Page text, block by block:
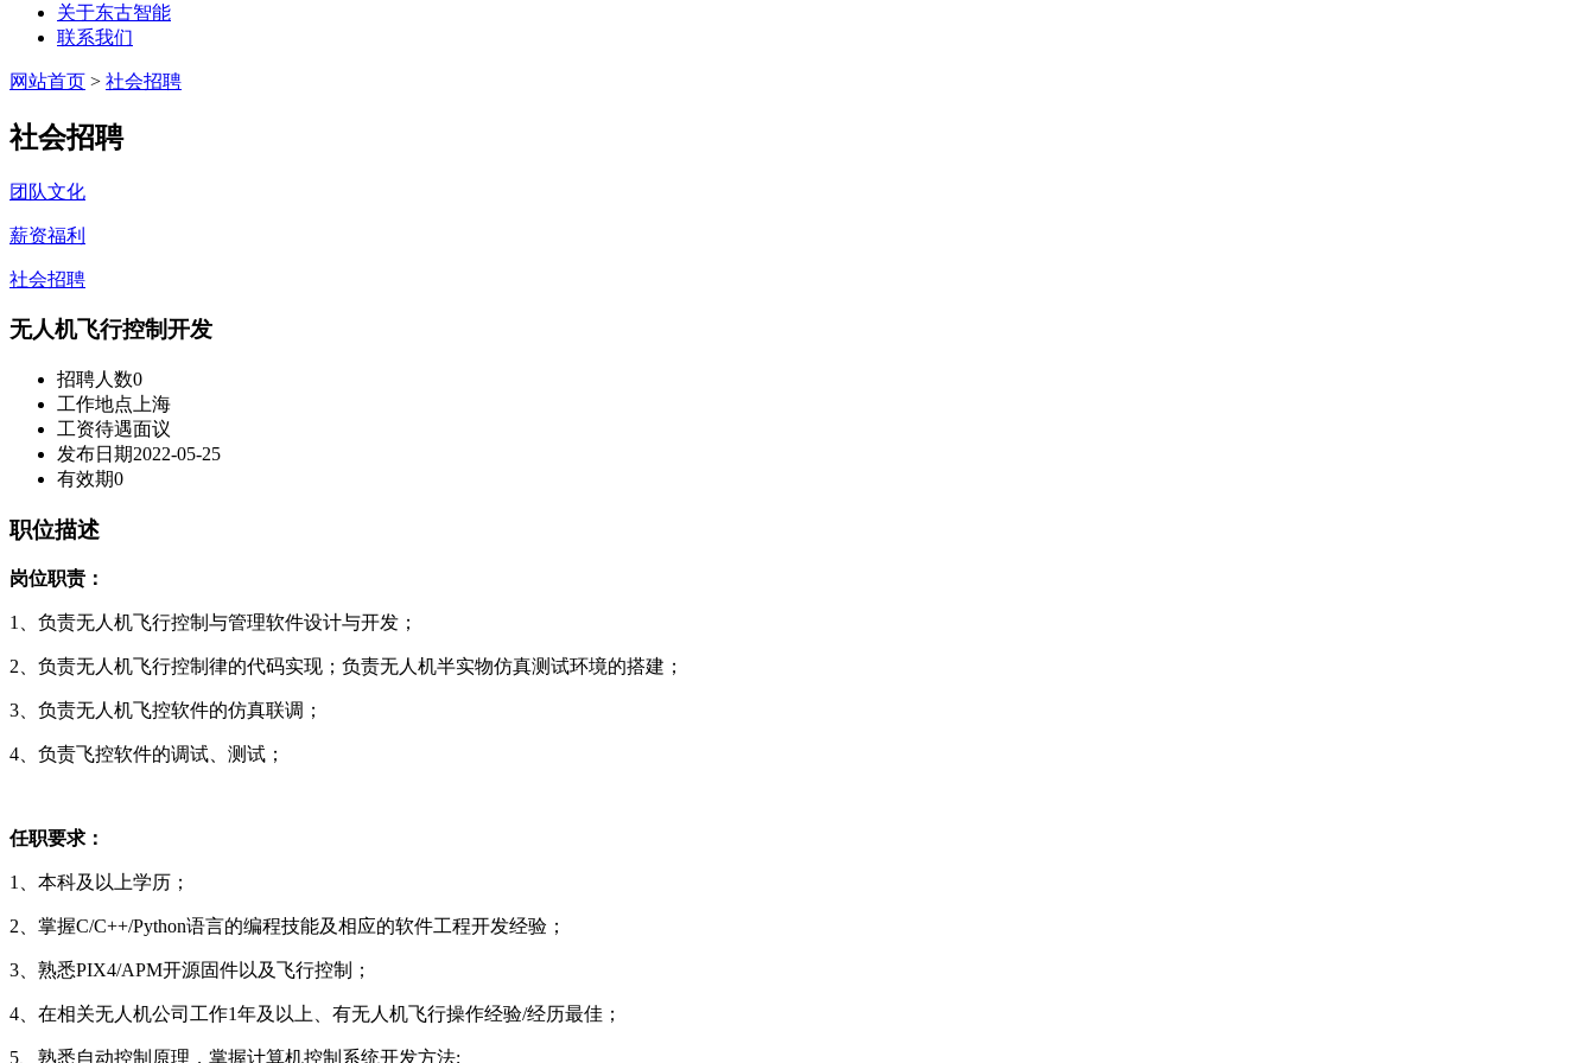
关于东古智能
联系我们
网站首页 > 社会招聘
社会招聘
团队文化
薪资福利
社会招聘
无人机飞行控制开发
招聘人数0
工作地点 上海
工资待遇面议
发布日期2022-05-25
有效期0
职位描述
岗位职责：
1、负责无人机飞行控制与管理软件设计与开发；
2、负责无人机飞行控制律的代码实现；负责无人机半实物仿真测试环境的搭建；
3、负责无人机飞控软件的仿真联调；
4、负责飞控软件的调试、测试；
任职要求：
1、本科及以上学历；
2、掌握C/C++/Python语言的编程技能及相应的软件工程开发经验；
3、熟悉PIX4/APM开源固件以及飞行控制；
4、在相关无人机公司工作1年及以上、有无人机飞行操作经验/经历最佳；
5、熟悉自动控制原理，掌握计算机控制系统开发方法;